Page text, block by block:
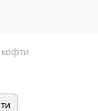
кофти